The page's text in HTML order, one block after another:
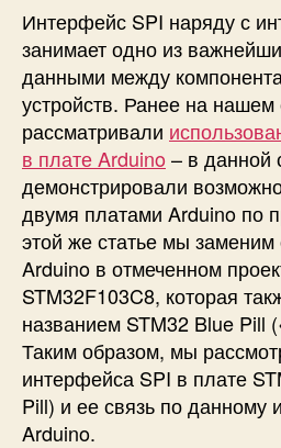
Интерфейс SPI наряду с
занимает одно из
данными между
устройств. Ранее на
рассматривали
в плате Arduino – в данной
демонстрировали
двумя платами Arduino по
этой же статье мы заменим
Arduino в отмеченном
STM32F103C8, которая
названием STM32 Blue Pill
Таким образом, мы
интерфейса SPI в плате
Pill) и ее связь по данному
Arduino.